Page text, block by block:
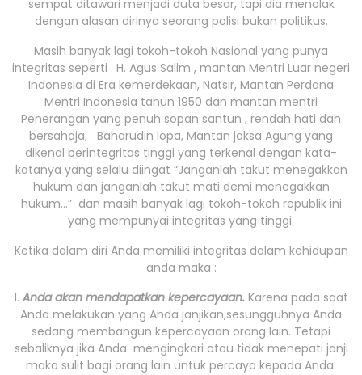
sempat ditawari menjadi duta besar, tapi dia menolak
dengan alasan dirinya seorang polisi bukan politikus.
Masih banyak lagi tokoh-tokoh Nasional yang punya
integritas seperti . H. Agus Salim , mantan Mentri Luar negeri
Indonesia di Era kemerdekaan, Natsir, Mantan Perdana
Mentri Indonesia tahun 1950 dan mantan mentri
Penerangan yang penuh sopan santun , rendah hati dan
bersahaja, Baharudin lopa, Mantan jaksa Agung yang
dikenal berintegritas tinggi yang terkenal dengan kata-
katanya yang selalu diingat “Janganlah takut menegakkan
hukum dan janganlah takut mati demi menegakkan
hukum…” dan masih banyak lagi tokoh-tokoh republik ini
yang mempunyai integritas yang tinggi.
Ketika dalam diri Anda memiliki integritas dalam kehidupan
anda maka :
1. Anda akan mendapatkan kepercayaan. Karena pada saat
Anda melakukan yang Anda janjikan,sesungguhnya Anda
sedang membangun kepercayaan orang lain. Tetapi
sebaliknya jika Anda mengingkari atau tidak menepati janji
maka sulit bagi orang lain untuk percaya kepada Anda.